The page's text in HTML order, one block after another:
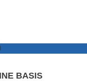
BASIS